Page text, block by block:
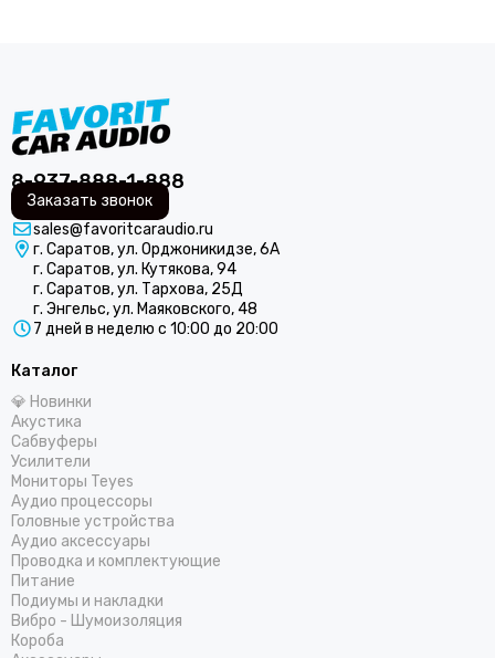
8-937-888-1-888
Заказать звонок
sales@favoritcaraudio.ru
г. Саратов, ул. Орджоникидзе, 6А
г. Саратов, ул. Кутякова, 94
г. Саратов, ул. Тархова, 25Д
г. Энгельс, ул. Маяковского, 48
7 дней в неделю с 10:00 до 20:00
Каталог
💎 Новинки
Акустика
Сабвуферы
Усилители
Мониторы Teyes
Аудио процессоры
Головные устройства
Аудио аксессуары
Проводка и комплектующие
Питание
Подиумы и накладки
Вибро - Шумоизоляция
Короба